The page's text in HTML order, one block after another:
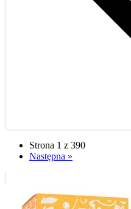
Strona 1 z 390
Następna »